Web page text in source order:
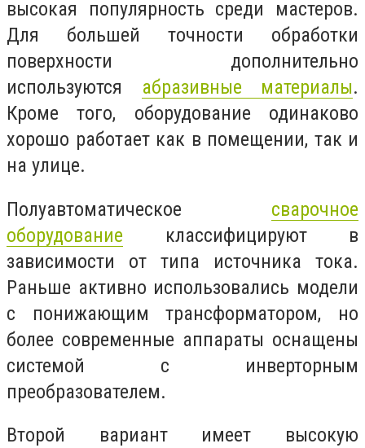
высокая популярность среди мастеров.
Для большей точности обработки
поверхности дополнительно
используются абразивные материалы.
Кроме того, оборудование одинаково
хорошо работает как в помещении, так и
на улице.
Полуавтоматическое сварочное
оборудование классифицируют в
зависимости от типа источника тока.
Раньше активно использовались модели
с понижающим трансформатором, но
более современные аппараты оснащены
системой с инверторным
преобразователем.
Второй вариант имеет высокую